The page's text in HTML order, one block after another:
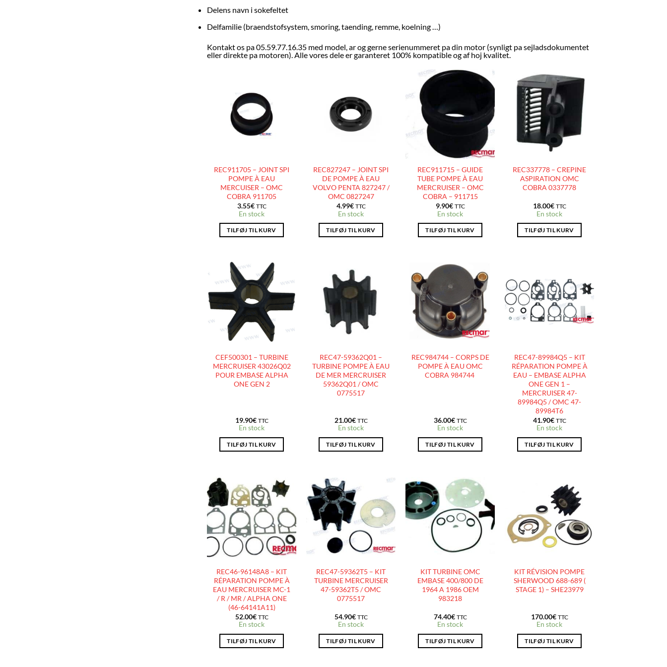
Delens navn i sokefeltet
Delfamilie (braendstofsystem, smoring, taending, remme, koelning …)
Kontakt os pa 05.59.77.16.35 med model, ar og gerne serienummeret pa din motor (synligt pa sejladsdokumentet
eller direkte pa motoren). Alle vores dele er garanteret 100% kompatible og af hoj kvalitet.
AJOUTER
À LA
LISTE
D’ENVIES
REC911705 – JOINT SPI
POMPE À EAU
MERCUISER – OMC
COBRA 911705
3.55€ TTC
En stock
TILFØJ TIL KURV
AJOUTER
À LA
LISTE
D’ENVIES
REC827247 – JOINT SPI
DE POMPE À EAU
VOLVO PENTA 827247 /
OMC 0827247
4.99€ TTC
En stock
TILFØJ TIL KURV
LISTE
D’ENVIES
REC911715 – GUIDE
TUBE POMPE À EAU
MERCRUISER – OMC
COBRA – 911715
9.90€ TTC
En stock
TILFØJ TIL KURV
AJOUTER
À LA
LISTE
REC337778 – CREPINE
ASPIRATION OMC
COBRA 0337778
18.00€ TTC
En stock
TILFØJ TIL KURV
AJOUTER
À LA
LISTE
D’ENVIES
CEF500301 – TURBINE
MERCRUISER 43026Q02
POUR EMBASE ALPHA
ONE GEN 2
19.90€ TTC
En stock
TILFØJ TIL KURV
D’ENVIES
REC47-59362Q01 –
TURBINE POMPE À EAU
DE MER MERCRUISER
59362Q01 / OMC
0775517
21.00€ TTC
En stock
TILFØJ TIL KURV
AJOUTER
À LA
LISTE
D’ENVIES
REC984744 – CORPS DE
POMPE À EAU OMC
COBRA 984744
36.00€ TTC
En stock
TILFØJ TIL KURV
AJOUTER
À LA
LISTE
D’ENVIES
REC47-89984Q5 – KIT
RÉPARATION POMPE À
EAU – EMBASE ALPHA
ONE GEN 1 –
MERCRUISER 47-
89984Q5 / OMC 47-
89984T6
41.90€ TTC
En stock
TILFØJ TIL KURV
AJOUTER
À LA
LISTE
D’ENVIES
REC46-96148A8 – KIT
RÉPARATION POMPE À
EAU MERCRUISER MC-1
/ R / MR / ALPHA ONE
(46-64141A11)
52.00€ TTC
En stock
TILFØJ TIL KURV
AJOUTER
À LA
LISTE
D’ENVIES
REC47-59362T5 – KIT
TURBINE MERCRUISER
47-59362T5 / OMC
0775517
54.90€ TTC
En stock
TILFØJ TIL KURV
AJOUTER
À LA
LISTE
D’ENVIES
KIT TURBINE OMC
EMBASE 400/800 DE
1964 A 1986 OEM
983218
74.40€ TTC
En stock
TILFØJ TIL KURV
AJOUTER
À LA
LISTE
D’ENVIES
KIT RÉVISION POMPE
SHERWOOD 688-689 (
STAGE 1) – SHE23979
170.00€ TTC
En stock
TILFØJ TIL KURV